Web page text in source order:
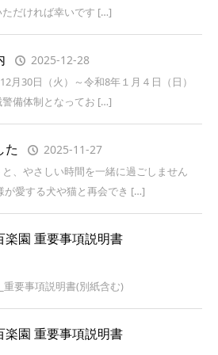
だければ幸いです […]
2025-12-28
30日（火）～令和8年１月４日（日）
備体制となってお […]
た 2025-11-27
、やさしい時間を一緒に過ごしません
が愛する犬や猫と再会でき […]
園 重要事項説明書
重要事項説明書(別紙含む)
園 重要事項説明書